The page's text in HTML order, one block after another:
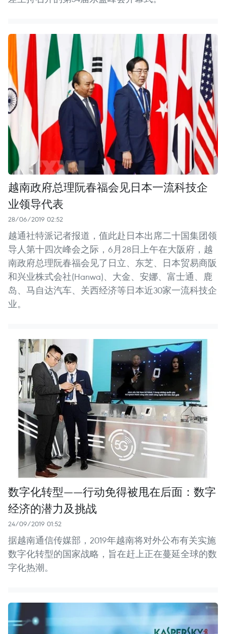
越南政府总理阮春福会见日本一流科技企
业领导代表
28/06/2019 02:52
越通社特派记者报道，值此赴日本出席二十国集团领
导人第十四次峰会之际，6月28日上午在大阪府，越
南政府总理阮春福会见了日立、东芝、日本贸易商阪
和兴业株式会社(Hanwa)、大金、安娜、富士通、鹿
岛、马自达汽车、关西经济等日本近30家一流科技企
业。
数字化转型——行动免得被甩在后面：数字
经济的潜力及挑战
24/09/2019 01:52
据越南通信传媒部，2019年越南将对外公布有关实施
数字化转型的国家战略，旨在赶上正在蔓延全球的数
字化热潮。